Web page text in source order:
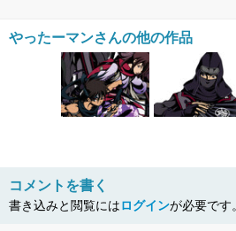
やったーマンさんの他の作品
コメントを書く
書き込みと閲覧にはログインが必要です。